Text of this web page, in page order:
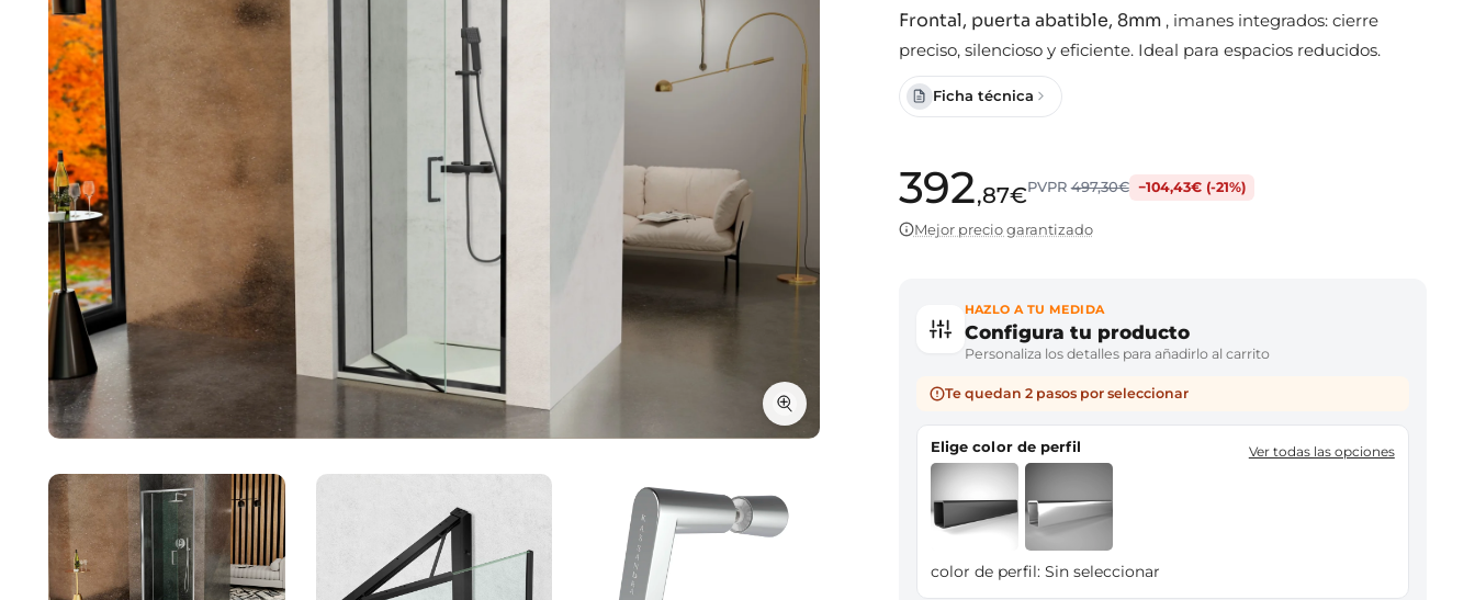
Frontal, puerta abatible, 8mm , imanes integrados: cierre
preciso, silencioso y eficiente. Ideal para espacios reducidos.
Ficha técnica
392,87€PVPR497,30€ −104,43€ (-21%)
Mejor precio garantizado
HAZLO A TU MEDIDA
Configura tu producto
Personaliza los detalles para añadirlo al carrito
Te quedan 2 pasos por seleccionar
Elige color de perfil Ver todas las opciones
color de perfil: Sin seleccionar